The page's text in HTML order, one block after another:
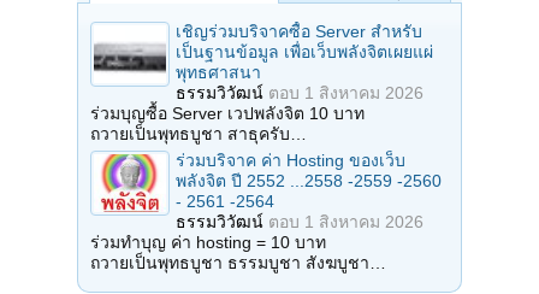
เชิญร่วมบริจาคซื้อ Server สำหรับ
เป็นฐานข้อมูล เพื่อเว็บพลังจิตเผยแผ่
พุทธศาสนา
ธรรมวิวัฒน์ ตอบ 1 สิงหาคม 2026
ร่วมบุญซื้อ Server เวปพลังจิต 10 บาท
ถวายเป็นพุทธบูชา สาธุครับ…
ร่วมบริจาค ค่า Hosting ของเว็บ
พลังจิต ปี 2552 ...2558 -2559 -2560
- 2561 -2564
ธรรมวิวัฒน์ ตอบ 1 สิงหาคม 2026
ร่วมทำบุญ ค่า hosting = 10 บาท
ถวายเป็นพุทธบูชา ธรรมบูชา สังฆบูชา…